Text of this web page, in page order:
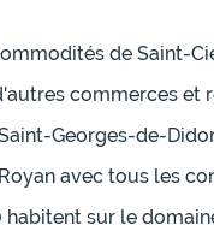
de Saint-
commerces et
Georges-de-
avec tous les
habitent sur le